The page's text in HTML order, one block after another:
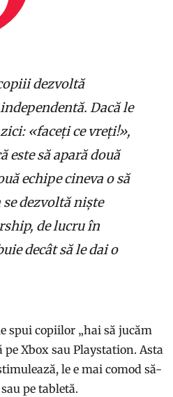
dezvoltă
Dacă le
«faceți ce vreți!»,
este să apară două
echipe cineva o să
dezvoltă niște
de lucru în
decât să le dai o
spui copiilor „hai să jucăm
pe Xbox sau Playstation. Asta
le e mai comod să-
pe tabletă.